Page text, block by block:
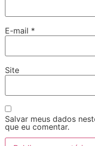
E-mail *
Site
Salvar meus dados
que eu comentar.